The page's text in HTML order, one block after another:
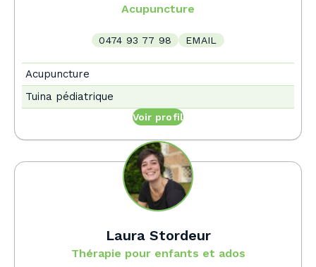
Acupuncture
0474 93 77 98 EMAIL
Acupuncture
Tuina pédiatrique
Voir profil
Laura Stordeur
Thérapie pour enfants et ados